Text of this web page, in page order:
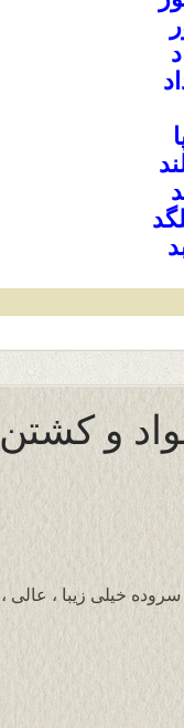
و كشتن
خیلی زیبا ، عالی ،